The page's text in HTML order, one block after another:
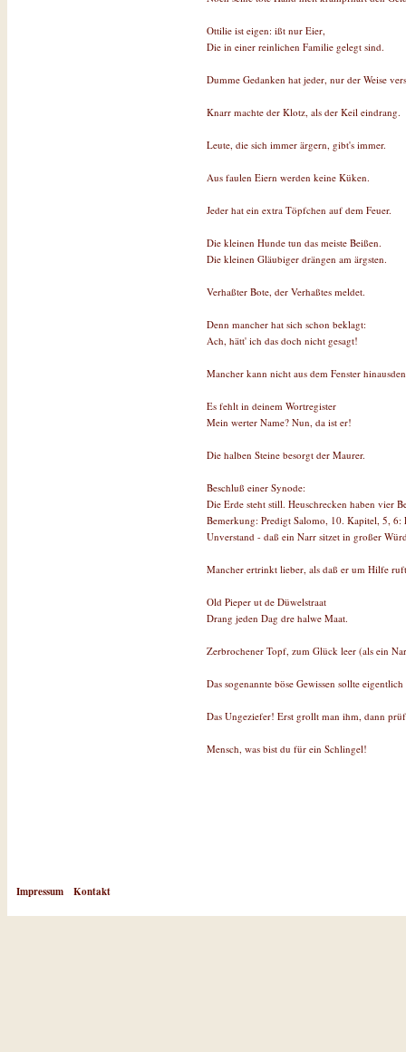
Ottilie ist eigen: ißt nur Eier,
Die in einer reinlichen Familie gelegt sind.
Dumme Gedanken hat jeder, nur der Weise
Knarr machte der Klotz, als der Keil eindrang.
Leute, die sich immer ärgern, gibt's immer.
Aus faulen Eiern werden keine Küken.
Jeder hat ein extra Töpfchen auf dem Feuer.
Die kleinen Hunde tun das meiste Beißen.
Die kleinen Gläubiger drängen am ärgsten.
Verhaßter Bote, der Verhaßtes meldet.
Denn mancher hat sich schon beklagt:
Ach, hätt' ich das doch nicht gesagt!
Mancher kann nicht aus dem Fenster
Es fehlt in deinem Wortregister
Mein werter Name? Nun, da ist er!
Die halben Steine besorgt der Maurer.
Beschluß einer Synode:
Die Erde steht still. Heuschrecken haben vier
Bemerkung: Predigt Salomo, 10. Kapitel, 5, 6:
Unverstand - daß ein Narr sitzet in großer
Mancher ertrinkt lieber, als daß er um Hilfe
Old Pieper ut de Düwelstraat
Drang jeden Dag dre halwe Maat.
Zerbrochener Topf, zum Glück leer (als ein
Das sogenannte böse Gewissen sollte
Das Ungeziefer! Erst grollt man ihm, dann
Mensch, was bist du für ein Schlingel!
Impressum Kontakt